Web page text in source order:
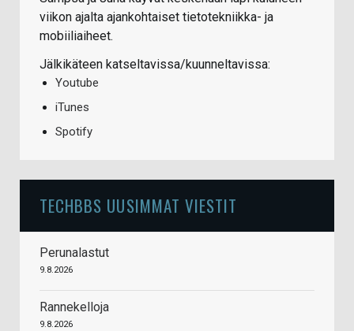
viikon ajalta ajankohtaiset tietotekniikka- ja
mobiiliaiheet.
Jälkikäteen katseltavissa/kuunneltavissa:
Youtube
iTunes
Spotify
TECHBBS UUSIMMAT VIESTIT
Perunalastut
9.8.2026
Rannekelloja
9.8.2026